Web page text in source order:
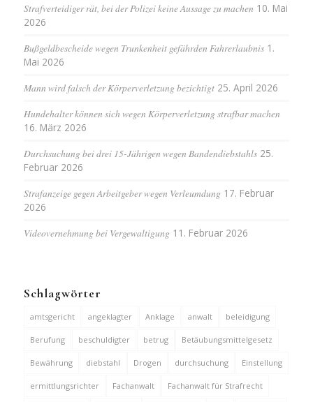
Strafverteidiger rät, bei der Polizei keine Aussage zu machen 10. Mai
2026
Bußgeldbescheide wegen Trunkenheit gefährden Fahrerlaubnis 1.
Mai 2026
Mann wird falsch der Körperverletzung bezichtigt 25. April 2026
Hundehalter können sich wegen Körperverletzung strafbar machen
16. März 2026
Durchsuchung bei drei 15-Jährigen wegen Bandendiebstahls 25.
Februar 2026
Strafanzeige gegen Arbeitgeber wegen Verleumdung 17. Februar
2026
Videovernehmung bei Vergewaltigung 11. Februar 2026
Schlagwörter
amtsgericht angeklagter Anklage anwalt beleidigung
Berufung beschuldigter betrug Betäubungsmittelgesetz
Bewährung diebstahl Drogen durchsuchung Einstellung
ermittlungsrichter Fachanwalt Fachanwalt für Strafrecht